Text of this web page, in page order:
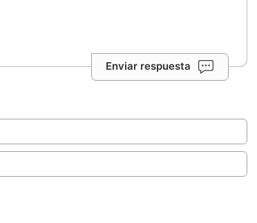
Enviar respuesta